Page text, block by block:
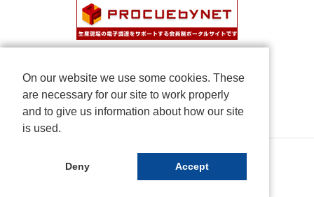
On our website we use some cookies. These
are necessary for our site to work properly
and to give us information about how our site
is used.
Deny Accept